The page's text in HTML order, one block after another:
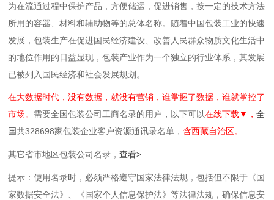
为在流通过程中保护产品，方便储运，促进销售，按一定的技术方法
所用的容器、材料和辅助物等的总体名称。随着中国包装工业的快速
发展，包装生产在促进国民经济建设、改善人民群众物质文化生活中
的地位作用的日益显现，包装产业作为一个独立的行业体系，其发展
已被列入国民经济和社会发展规划。
在大数据时代，没有数据，就没有营销，谁掌握了数据，谁就掌控了
市场。 需要全国包装公司工商名录的用户，以下可以在线下载▼，全
国共328698家包装企业客户资源通讯录名单，含西藏自治区。
其它省市地区包装公司名录，查看>
提示：使用名录时，必须严格遵守国家法律法规，包括但不限于《国
家数据安全法》、《国家个人信息保护法》等‌法律法规，确保信息安